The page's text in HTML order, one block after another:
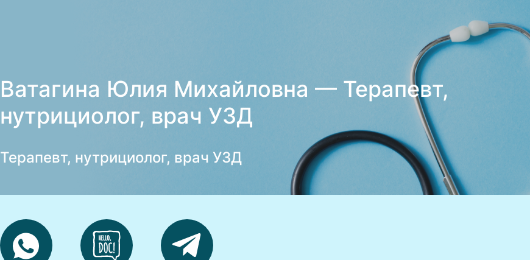
Ватагина Юлия Михайловна — Терапевт,
нутрициолог, врач УЗД
Терапевт, нутрициолог, врач УЗД